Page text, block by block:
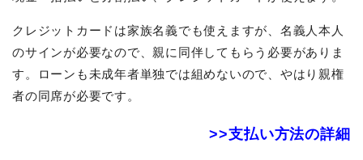
クレジットカードは家族名義でも使えますが、名義人本人
のサインが必要なので、親に同伴してもらう必要がありま
す。ローンも未成年者単独では組めないので、やはり親権
者の同席が必要です。
>>支払い方法の詳細